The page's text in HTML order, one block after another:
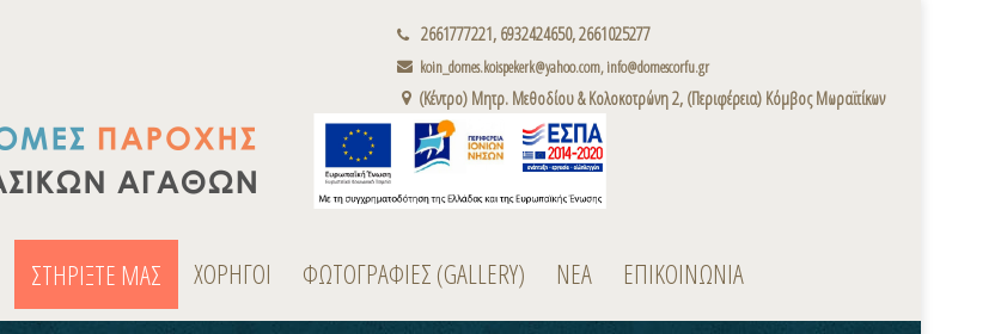
2661777221, 6932424650, 2661025277
koin_domes.koispekerk@yahoo.com, info@domescorfu.gr
(Κέντρο) Μητρ. Μεθοδίου & Κολοκοτρώνη 2, (Περιφέρεια) Κόμβος Μωραϊτίκων
ΣΤΗΡΙΞΤΕ ΜΑΣ ΧΟΡΗΓΟΙ ΦΩΤΟΓΡΑΦΙΕΣ (GALLERY) ΝΕΑ ΕΠΙΚΟΙΝΩΝΙΑ